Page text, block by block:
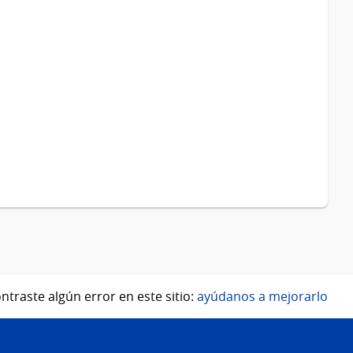
algún error en este sitio: ayúdanos a mejorarlo